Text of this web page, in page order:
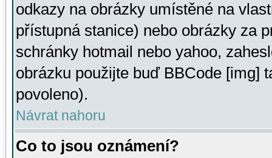
odkazy na obrázky umístěné na
přístupná stanice) nebo obrázky za
schránky hotmail nebo yahoo,
obrázku použijte buď BBCode [img]
povoleno).
Návrat nahoru
Co to jsou oznámení?